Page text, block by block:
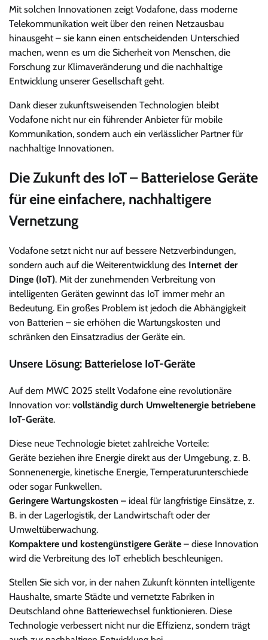
Mit solchen Innovationen zeigt Vodafone, dass moderne
Telekommunikation weit über den reinen Netzausbau
hinausgeht – sie kann einen entscheidenden Unterschied
machen, wenn es um die Sicherheit von Menschen, die
Forschung zur Klimaveränderung und die nachhaltige
Entwicklung unserer Gesellschaft geht.
Dank dieser zukunftsweisenden Technologien bleibt
Vodafone nicht nur ein führender Anbieter für mobile
Kommunikation, sondern auch ein verlässlicher Partner für
nachhaltige Innovationen.
Die Zukunft des IoT – Batterielose Geräte
für eine einfachere, nachhaltigere
Vernetzung
Vodafone setzt nicht nur auf bessere Netzverbindungen,
sondern auch auf die Weiterentwicklung des Internet der
Dinge (IoT). Mit der zunehmenden Verbreitung von
intelligenten Geräten gewinnt das IoT immer mehr an
Bedeutung. Ein großes Problem ist jedoch die Abhängigkeit
von Batterien – sie erhöhen die Wartungskosten und
schränken den Einsatzradius der Geräte ein.
Unsere Lösung: Batterielose IoT-Geräte
Auf dem MWC 2025 stellt Vodafone eine revolutionäre
Innovation vor: vollständig durch Umweltenergie betriebene
IoT-Geräte.
Diese neue Technologie bietet zahlreiche Vorteile:
Geräte beziehen ihre Energie direkt aus der Umgebung, z. B.
Sonnenenergie, kinetische Energie, Temperaturunterschiede
oder sogar Funkwellen.
Geringere Wartungskosten – ideal für langfristige Einsätze, z.
B. in der Lagerlogistik, der Landwirtschaft oder der
Umweltüberwachung.
Kompaktere und kostengünstigere Geräte – diese Innovation
wird die Verbreitung des IoT erheblich beschleunigen.
Stellen Sie sich vor, in der nahen Zukunft könnten intelligente
Haushalte, smarte Städte und vernetzte Fabriken in
Deutschland ohne Batteriewechsel funktionieren. Diese
Technologie verbessert nicht nur die Effizienz, sondern trägt